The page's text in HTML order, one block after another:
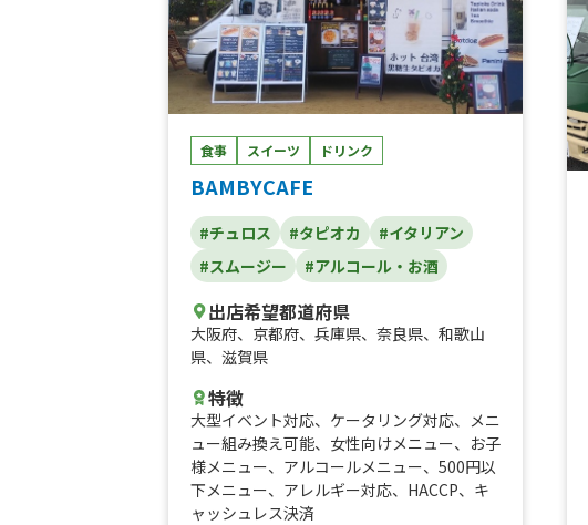
食事 スイーツ ドリンク
BAMBYCAFE
#チュロス #タピオカ
#イタリアン
#スムージー
#アルコール・お酒
出店希望都道府県
大阪府、 京都府、 兵庫県、 奈良県、 和歌山
県、 滋賀県
特徴
大型イベント対応、 ケータリング対応、
メニ
ュー組み換え可能、 女性向けメニュー、 お子
様メニュー、 アルコールメニュー、 500円以
下メニュー、 アレルギー対応、 HACCP、 キ
ャッシュレス決済